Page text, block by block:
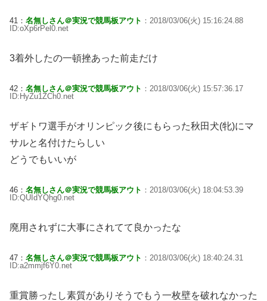
41： 名無しさん＠実況で競馬板アウト ：2018/03/06(火) 15:16:24.88
ID:oXp6rPel0.net
3着外したの一頓挫あった前走だけ
42： 名無しさん＠実況で競馬板アウト ：2018/03/06(火) 15:57:36.17
ID:HyZu1ZCh0.net
ザギトワ選手がオリンピック後にもらった秋田犬(牝)にマ
サルと名付けたらしい
どうでもいいが
46： 名無しさん＠実況で競馬板アウト ：2018/03/06(火) 18:04:53.39
ID:QUIdYQhg0.net
廃用されずに大事にされてて良かったな
47： 名無しさん＠実況で競馬板アウト ：2018/03/06(火) 18:40:24.31
ID:a2mmjf6Y0.net
重賞勝ったし素質がありそうでもう一枚壁を破れなかった